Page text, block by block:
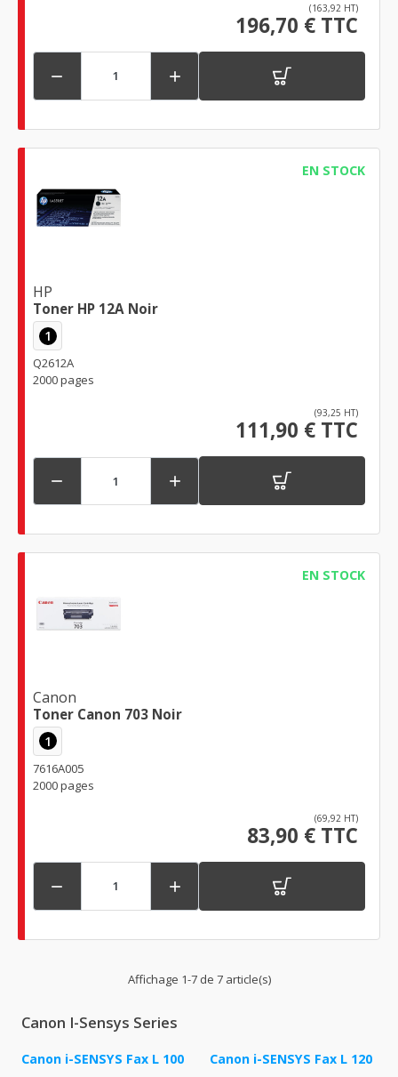
(163,92 HT)
196,70 € TTC
 
EN STOCK
HP
Toner HP 12A Noir
1
Q2612A
2000 pages
(93,25 HT)
111,90 € TTC
 
EN STOCK
Canon
Toner Canon 703 Noir
1
7616A005
2000 pages
(69,92 HT)
83,90 € TTC
 
Affichage 1-7 de 7 article(s)
Canon I-Sensys Series
Canon i-SENSYS Fax L 100 Canon i-SENSYS Fax L 120